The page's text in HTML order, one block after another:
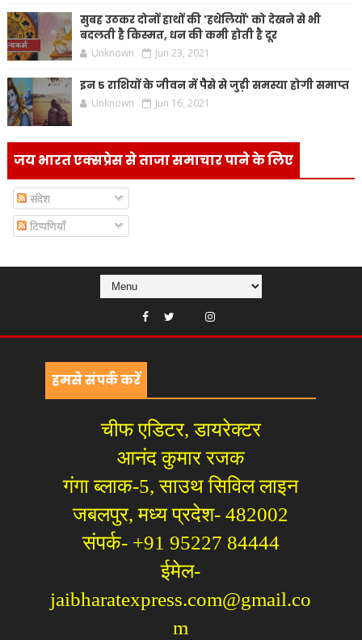
सुबह उठकर दोनों हाथों की 'हथेलियों' को देखने से भी
बदलती है किस्मत, धन की कमी होती है दूर
Unknown Jun 23, 2021
इन 5 राशियों के जीवन में पैसे से जुड़ी समस्या होगी समाप्त
Unknown Jun 16, 2021
जय भारत एक्सप्रेस से ताजा समाचार पाने के लिए
संदेश
टिप्पणियाँ
हमसे संपर्क करें
चीफ एडिटर, डायरेक्टर
आनंद कुमार रजक
गंगा ब्लाक-5, साउथ सिविल लाइन
जबलपुर, मध्य प्रदेश- 482002
संपर्क- +91 95227 84444
ईमेल-
jaibharatexpress.com@gmail.co
m